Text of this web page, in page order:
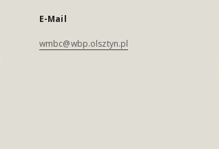
E-Mail
wmbc@wbp.olsztyn.pl